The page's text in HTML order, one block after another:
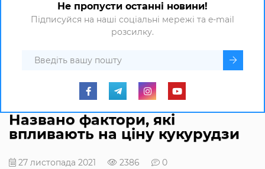
Не пропусти останні новини!
Підписуйся на наші соціальні мережі та e-mail
розсилку.
Названо фактори, які
впливають на ціну кукурудзи
27 листопада 2021 2386 0